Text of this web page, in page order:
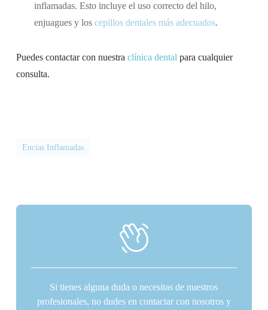
inflamadas. Esto incluye el uso correcto del hilo,
enjuagues y los cepillos dentales más adecuados.
Puedes contactar con nuestra clínica dental para cualquier
consulta.
Encias Inflamadas
Si tienes alguna duda o necesitas de nuestros
profesionales, no dudes en contactar con nosotros y